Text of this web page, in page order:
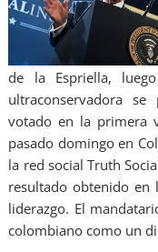
de la Espriella,
ultraconservadora
votado en la primera
pasado domingo en
la red social Truth
resultado obtenido en
liderazgo. El
colombiano como un